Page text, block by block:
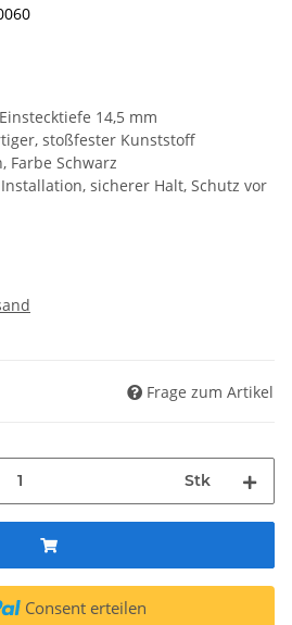
14,5 mm
stoßfester Kunststoff
Farbe Schwarz
sicherer Halt, Schutz vor
Frage zum Artikel
Stk
Consent erteilen